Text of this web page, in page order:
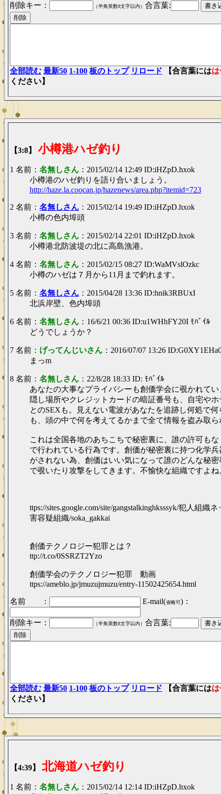
削除キー： （半角英数8文字以内） 合言葉:
全部読む 最新50 1-100 板のトップ リロード 【合言葉には
ください】
【3:8】 小樽港ハゼ釣り
1 名前： 名無しさん ：2015/02/14 12:49 ID:iHZpD.hxok
小樽港のハゼ釣りを語り合いましょう。
http://haze.la.coocan.jp/hazenews/area.php?itemid=723
2 名前： 名無しさん ：2015/02/14 19:49 ID:iHZpD.hxok
小樽の色内埠頭
3 名前： 名無しさん ：2015/02/14 22:01 ID:iHZpD.hxok
小樽港北防波堤の北に高島漁港。
4 名前： 名無しさん ：2015/02/15 08:27 ID:WaMVslOzkc
小樽のハゼは７月から11月まで釣れます。
5 名前： 名無しさん ：2015/04/28 13:36 ID:hnik3RBUxI
北浜岸壁、色内埠頭
6 名前： 名無しさん ：16/6/21 00:36 ID:u1WHhFY20I ﾓﾊﾞｲﾙ
どうでしょうか？
7 名前： げってんじいさん ：2016/07/07 13:26
まっm
8 名前： 名無しさん ：22/8/28 18:33 ID: ﾓﾊﾞｲﾙ
あなたの大事なプライバシーも創価学会に覗かれて
隠し場所やクレジットカードの暗証番号も、自宅や
とのSEXも。見えない電波があなたを追跡し何処で何
も、頭の中で何を考えてるかまで全て情報を盗み取
これは全国各地のあちこちで秘密裏に、誰の許可も
で行われている行為です。創価が秘密裏に持つ化学
がされない為、創価はいい気になって誰のどんな秘
で覗いたり攻撃をしてきます。不愉快な組織ですよね
ttps://sites.google.com/site/gangstalkinghksssyk/犯人組織
害容疑組織/soka_gakkai
創価テクノロジー犯罪とは？
ttp://t.co/0SSRZT2Yzo
創価学会のテクノロジー犯罪 動画
ttps://ameblo.jp/jmuzujmuzu/entry-11502425654.html
名前 ： E-mail(省略可)：
削除キー： （半角英数8文字以内） 合言葉:
全部読む 最新50 1-100 板のトップ リロード 【合言葉には
ください】
【4:39】 北海道ハゼ釣り
1 名前： 名無しさん ：2015/02/14 12:14 ID:iHZpD.hxok